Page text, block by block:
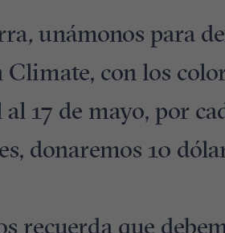
, unámonos para
Climate, con los
17 de mayo, por
donaremos 10